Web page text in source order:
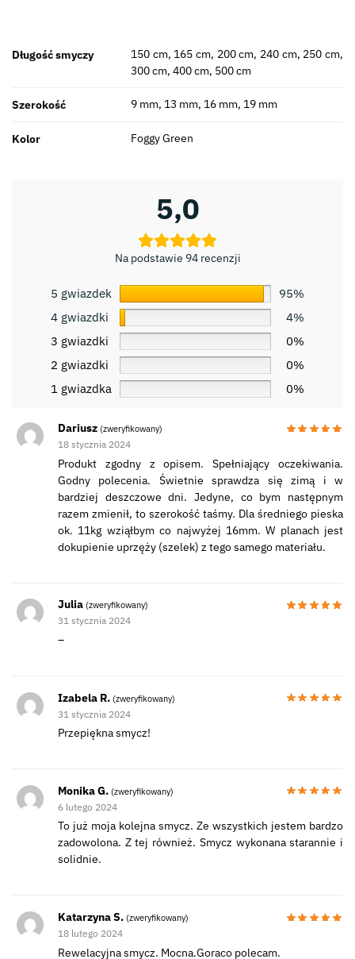
Długość smyczy
150 cm, 165 cm, 200 cm, 240 cm, 250 cm,
300 cm, 400 cm, 500 cm
Szerokość 9 mm, 13 mm, 16 mm, 19 mm
Kolor Foggy Green
5,0
Na podstawie 94 recenzji
5 gwiazdek
95%
4 gwiazdki
4%
3 gwiazdki
0%
2 gwiazdki
0%
1 gwiazdka
0%
Dariusz (zweryfikowany)
18 stycznia 2024
Produkt zgodny z opisem. Spełniający oczekiwania.
Godny polecenia. Świetnie sprawdza się zimą i w
bardziej deszczowe dni. Jedyne, co bym następnym
razem zmienił, to szerokość taśmy. Dla średniego pieska
ok. 11kg wziąłbym co najwyżej 16mm. W planach jest
dokupienie uprzęży (szelek) z tego samego materiału.
Julia (zweryfikowany)
31 stycznia 2024
–
Izabela R. (zweryfikowany)
31 stycznia 2024
Przepiękna smycz!
Monika G. (zweryfikowany)
6 lutego 2024
To już moja kolejna smycz. Ze wszystkich jestem bardzo
zadowolona. Z tej również. Smycz wykonana starannie i
solidnie.
Katarzyna S. (zweryfikowany)
18 lutego 2024
Rewelacyjna smycz. Mocna.Goraco polecam.